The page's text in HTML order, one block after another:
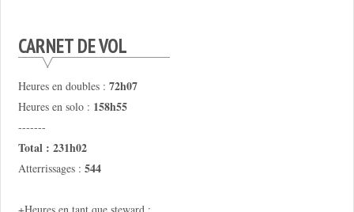
CARNET DE VOL
Heures en doubles : 72h07
Heures en solo : 158h55
-------
Total : 231h02
Atterrissages : 544